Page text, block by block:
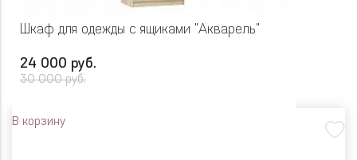
Шкаф для одежды с ящиками "Акварель"
24 000 руб.
30 000 руб.
В корзину